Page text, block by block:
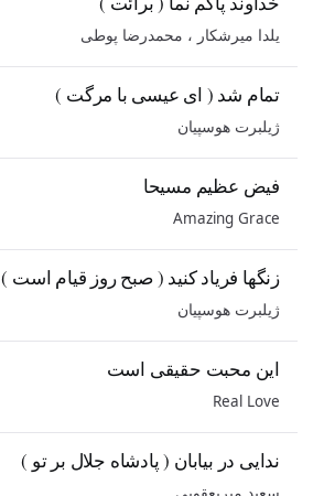
یلدا میرشکار ، محمدرضا پوطی
تمام شد ( ای عیسی با مرگت )
ژیلبرت هوسپیان
فیض عظیم مسیحا
Amazing Grace
زنگها فریاد کنید ( صبح روز قیام است )
ژیلبرت هوسپیان
این محبت حقیقی است
Real Love
ندایی در بیابان ( پادشاه جلال بر تو )